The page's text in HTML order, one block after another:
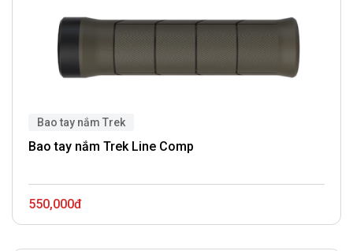
Bao tay nắm Trek
Bao tay nắm Trek Line Comp
550,000đ